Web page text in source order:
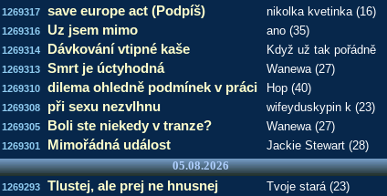
1269317 save europe act (Podpíš) nikolka kvetinka (16)
1269316
Uz jsem mimo ano (35)
1269314
Dávkování vtipné kaše Když už tak pořádně
1269313
Smrt je úctyhodná Wanewa (27)
1269310
dilema ohledně podmínek v práci Hop (40)
1269308
při sexu nezvlhnu wifeyduskypin k (23)
1269305
Boli ste niekedy v tranze? Wanewa (27)
1269301
Mimořádná událost Jackie Stewart (28)
05.08.2026
1269293 Tlustej, ale prej ne hnusnej Tvoje stará (23)